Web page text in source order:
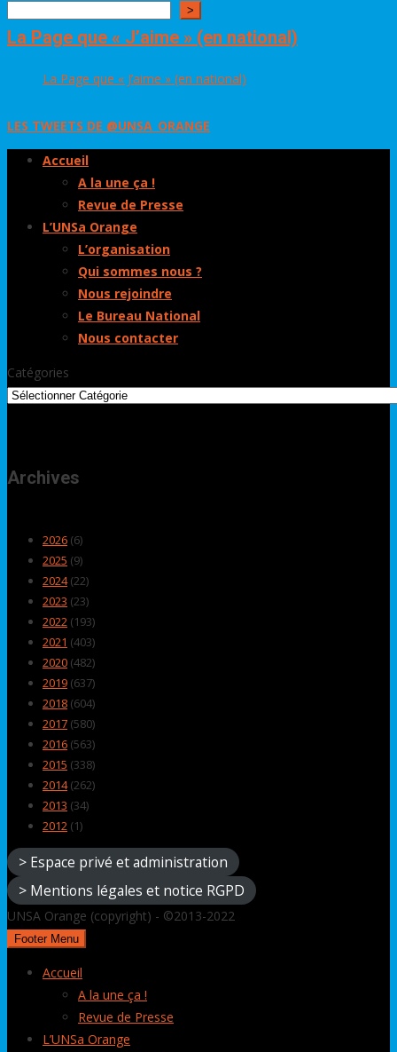
>
La Page que « J’aime » (en national)
La Page que « J’aime » (en national)
LES TWEETS DE @UNSA_ORANGE
Accueil
A la une ça !
Revue de Presse
L’UNSa Orange
L’organisation
Qui sommes nous ?
Nous rejoindre
Le Bureau National
Nous contacter
Catégories
Archives
2026 (6)
2025 (9)
2024(22)
2023 (23)
2022 (193)
2021 (403)
2020 (482)
2019 (637)
2018 (604)
2017 (580)
2016 (563)
2015 (338)
2014(262)
2013 (34)
2012 (1)
> Espace privé et administration
> Mentions légales et notice RGPD
UNSA Orange (copyright) - ©2013-2022
Footer Menu
Accueil
A la une ça !
Revue de Presse
L’UNSa Orange